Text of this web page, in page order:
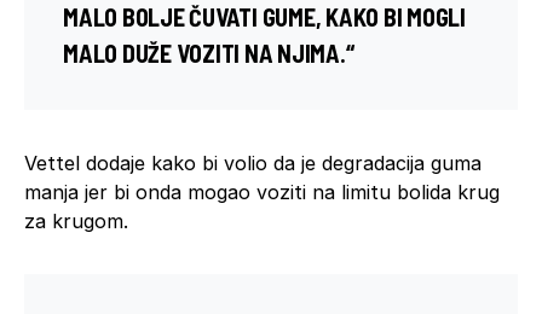
MALO BOLJE ČUVATI GUME, KAKO BI MOGLI
MALO DUŽE VOZITI NA NJIMA.“
Vettel dodaje kako bi volio da je degradacija guma
manja jer bi onda mogao voziti na limitu bolida krug
za krugom.